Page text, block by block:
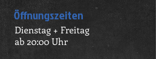
Öffnungszeiten
Dienstag + Freitag
ab 20:00 Uhr